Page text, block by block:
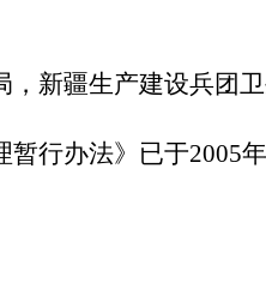
新疆生产建设兵团
行办法》已于2005